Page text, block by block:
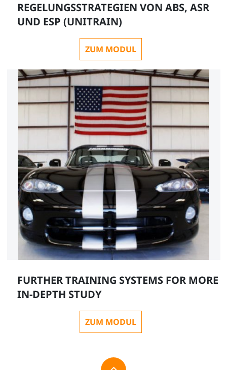
REGELUNGSSTRATEGIEN VON ABS, ASR
UND ESP (UNITRAIN)
ZUM MODUL
FURTHER TRAINING SYSTEMS FOR MORE
IN-DEPTH STUDY
ZUM MODUL